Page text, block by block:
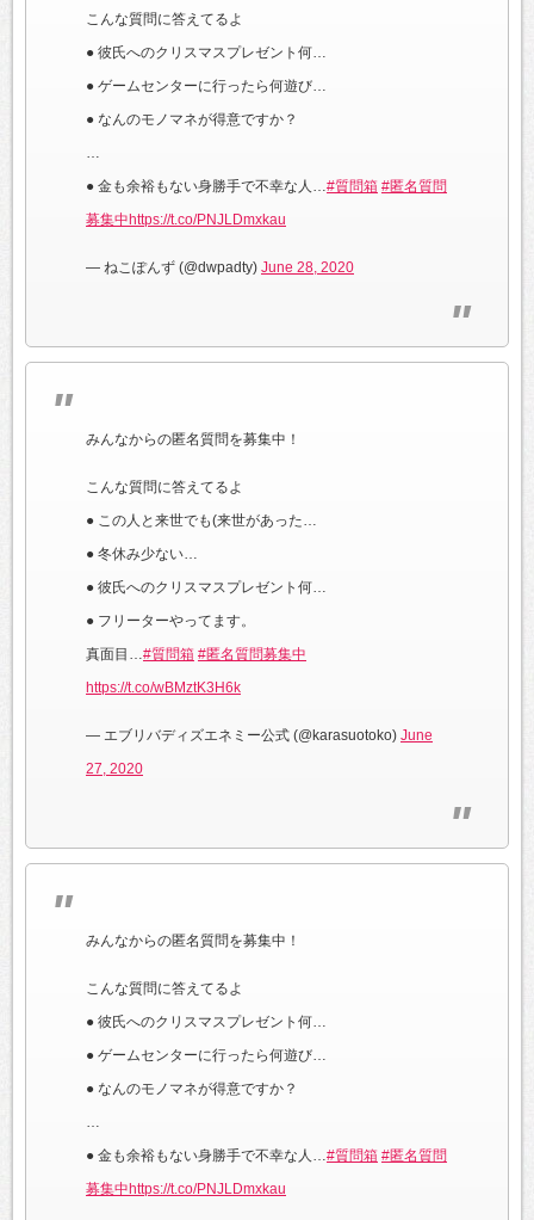
こんな質問に答えてるよ
● 彼氏へのクリスマスプレゼント何…
● ゲームセンターに行ったら何遊び…
● なんのモノマネが得意ですか？
…
● 金も余裕もない身勝手で不幸な人…#質問箱 #匿名質問
募集中https://t.co/PNJLDmxkau
— ねこぽんず (@dwpadty) June 28, 2020
みんなからの匿名質問を募集中！
こんな質問に答えてるよ
● この人と来世でも(来世があった…
● 冬休み少ない…
● 彼氏へのクリスマスプレゼント何…
● フリーターやってます。
真面目…#質問箱 #匿名質問募集中
https://t.co/wBMztK3H6k
— エブリバディズエネミー公式 (@karasuotoko) June
27, 2020
みんなからの匿名質問を募集中！
こんな質問に答えてるよ
● 彼氏へのクリスマスプレゼント何…
● ゲームセンターに行ったら何遊び…
● なんのモノマネが得意ですか？
…
● 金も余裕もない身勝手で不幸な人…#質問箱 #匿名質問
募集中https://t.co/PNJLDmxkau